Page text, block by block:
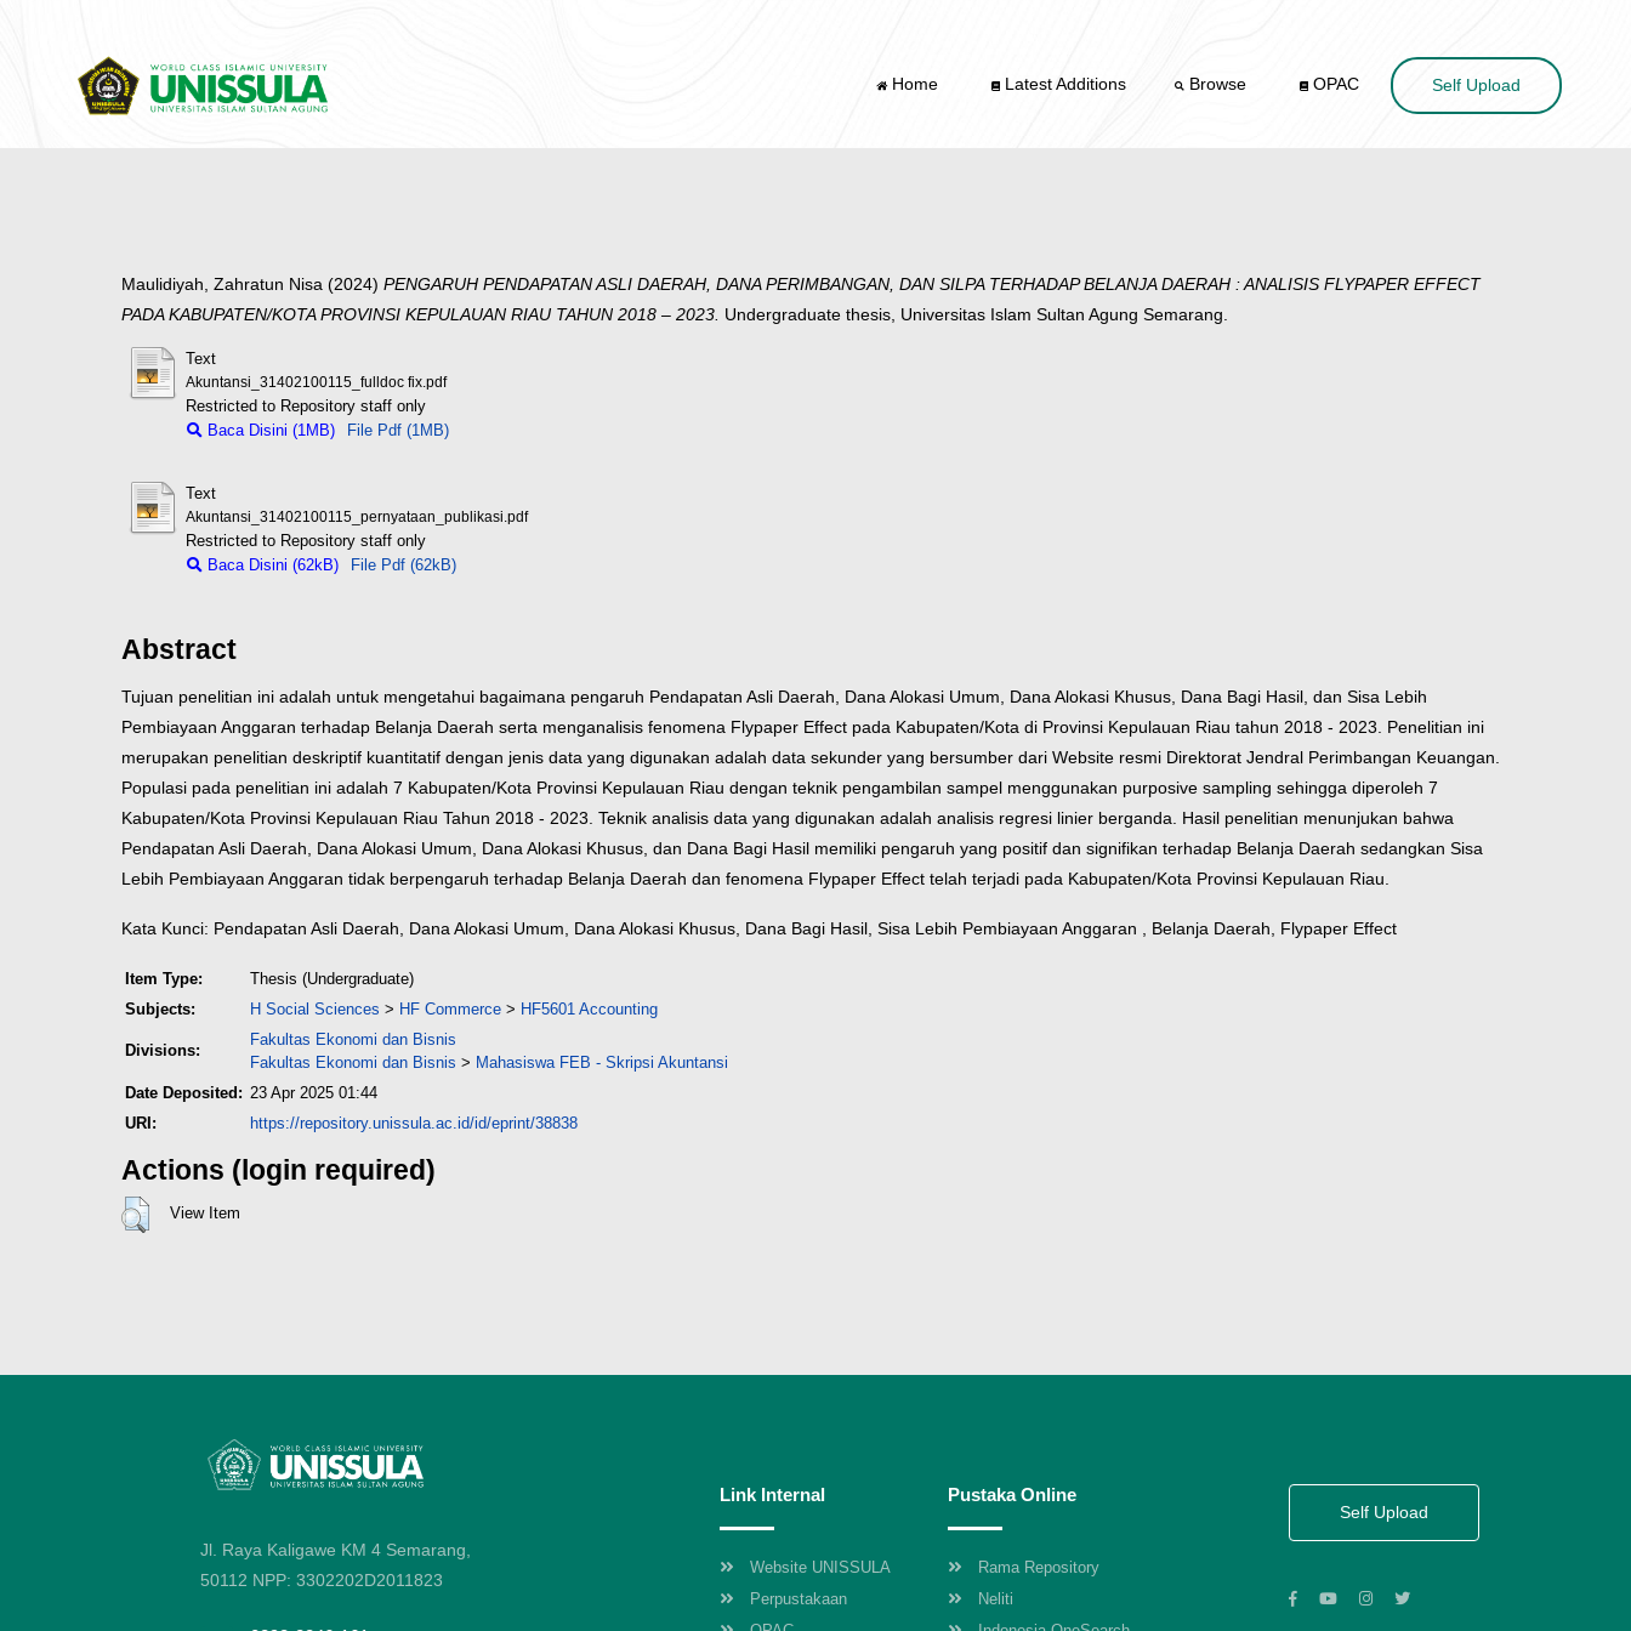
Home Latest Additions Browse OPAC Self Upload
Maulidiyah, Zahratun Nisa (2024) PENGARUH PENDAPATAN ASLI DAERAH, DANA PERIMBANGAN, DAN SILPA TERHADAP BELANJA DAERAH : ANALISIS FLYPAPER EFFECT
PADA KABUPATEN/KOTA PROVINSI KEPULAUAN RIAU TAHUN 2018 – 2023. Undergraduate thesis, Universitas Islam Sultan Agung Semarang.
Text
Akuntansi_31402100115_fulldoc fix.pdf
Restricted to Repository staff only
Baca Disini (1MB)
File Pdf (1MB)
Text
Akuntansi_31402100115_pernyataan_publikasi.pdf
Restricted to Repository staff only
Baca Disini (62kB)
File Pdf (62kB)
Abstract
Tujuan penelitian ini adalah untuk mengetahui bagaimana pengaruh Pendapatan Asli Daerah, Dana Alokasi Umum, Dana Alokasi Khusus, Dana Bagi Hasil, dan Sisa Lebih
Pembiayaan Anggaran terhadap Belanja Daerah serta menganalisis fenomena Flypaper Effect pada Kabupaten/Kota di Provinsi Kepulauan Riau tahun 2018 - 2023. Penelitian ini
merupakan penelitian deskriptif kuantitatif dengan jenis data yang digunakan adalah data sekunder yang bersumber dari Website resmi Direktorat Jendral Perimbangan Keuangan.
Populasi pada penelitian ini adalah 7 Kabupaten/Kota Provinsi Kepulauan Riau dengan teknik pengambilan sampel menggunakan purposive sampling sehingga diperoleh 7
Kabupaten/Kota Provinsi Kepulauan Riau Tahun 2018 - 2023. Teknik analisis data yang digunakan adalah analisis regresi linier berganda. Hasil penelitian menunjukan bahwa
Pendapatan Asli Daerah, Dana Alokasi Umum, Dana Alokasi Khusus, dan Dana Bagi Hasil memiliki pengaruh yang positif dan signifikan terhadap Belanja Daerah sedangkan Sisa
Lebih Pembiayaan Anggaran tidak berpengaruh terhadap Belanja Daerah dan fenomena Flypaper Effect telah terjadi pada Kabupaten/Kota Provinsi Kepulauan Riau.
Kata Kunci: Pendapatan Asli Daerah, Dana Alokasi Umum, Dana Alokasi Khusus, Dana Bagi Hasil, Sisa Lebih Pembiayaan Anggaran , Belanja Daerah, Flypaper Effect
Item Type:
Thesis (Undergraduate)
Subjects:
H Social Sciences > HF Commerce > HF5601 Accounting
Divisions:
Fakultas Ekonomi dan Bisnis
Fakultas Ekonomi dan Bisnis > Mahasiswa FEB - Skripsi Akuntansi
Date Deposited: 23 Apr 2025 01:44
URI:
https://repository.unissula.ac.id/id/eprint/38838
Actions (login required)
View Item
Jl. Raya Kaligawe KM 4 Semarang,
50112 NPP: 3302202D2011823
Link Internal
Website UNISSULA
Perpustakaan
Pustaka Online
Rama Repository
Neliti
Self Upload